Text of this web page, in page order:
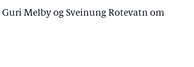
Melby og Sveinung Rotevatn om